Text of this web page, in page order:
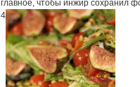
главное, чтобы инжир сохранил
4